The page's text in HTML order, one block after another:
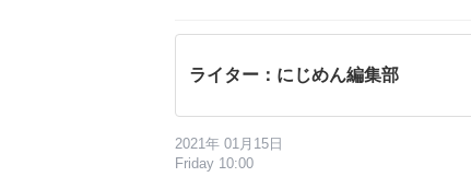
ライター：にじめん編集部
2021年 01月15日
Friday 10:00